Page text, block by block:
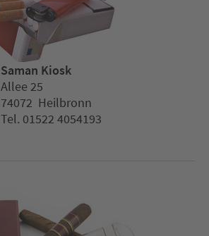
Saman Kiosk
Allee 25
74072 Heilbronn
Tel. 01522 4054193